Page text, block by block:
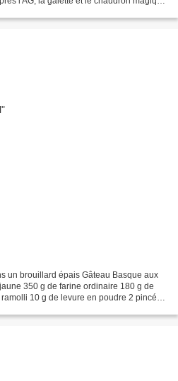
un brouillard épais Gâteau Basque aux
350 g de farine ordinaire 180 g de
10 g de levure en poudre 2 pincées